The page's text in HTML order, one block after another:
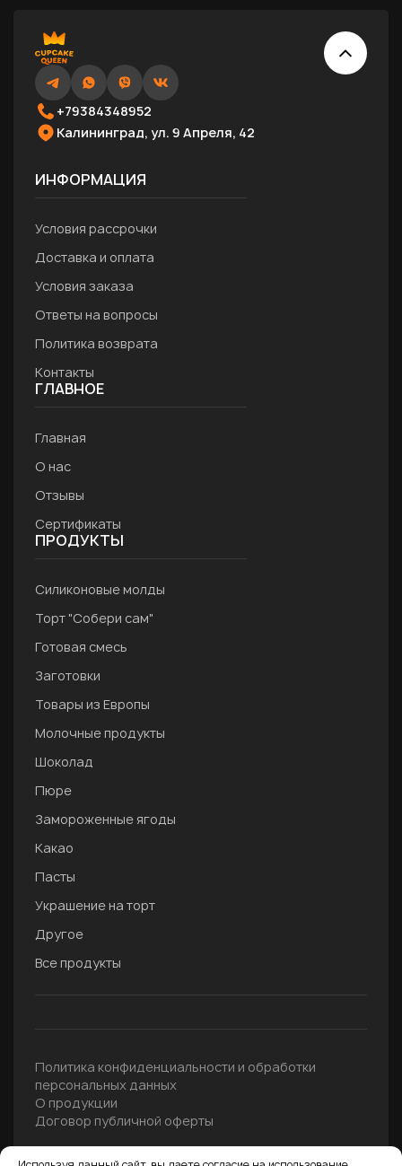
+79384348952
Калининград, ул. 9 Апреля, 42
ИНФОРМАЦИЯ
Условия рассрочки
Доставка и оплата
Условия заказа
Ответы на вопросы
Политика возврата
Контакты
ГЛАВНОЕ
Главная
О нас
Отзывы
Сертификаты
ПРОДУКТЫ
Силиконовые молды
Торт "Собери сам"
Готовая смесь
Заготовки
Товары из Европы
Молочные продукты
Шоколад
Пюре
Замороженные ягоды
Какао
Пасты
Украшение на торт
Другое
Все продукты
Политика конфиденциальности и обработки
персональных данных
О продукции
Договор публичной оферты